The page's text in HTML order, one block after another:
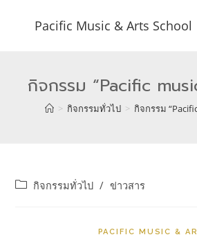
Pacific Music & Arts School
กิจกรรม “Pacific
> กิจกรรมทั่วไป > กิจกรรม
กิจกรรมทั่วไป / ข่าวสาร
PACIFIC MUSIC &